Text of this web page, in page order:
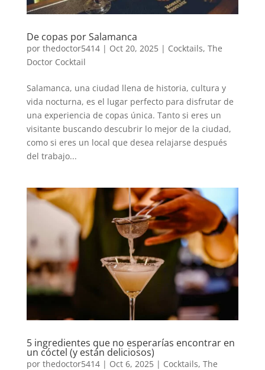
De copas por Salamanca
por thedoctor5414| Oct 20, 2025| Cocktails, The
Doctor Cocktail
Salamanca, una ciudad llena de historia, cultura y
vida nocturna, es el lugar perfecto para disfrutar de
una experiencia de copas única. Tanto si eres un
visitante buscando descubrir lo mejor de la ciudad,
como si eres un local que desea relajarse después
del trabajo...
5 ingredientes que no esperarías encontrar en
un cóctel (y están deliciosos)
por thedoctor5414| Oct 6, 2025| Cocktails, The